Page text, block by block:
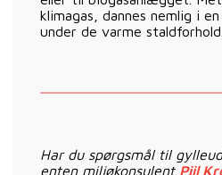
klimagas, dannes nemlig i
under de varme staldforhold.
Har du spørgsmål til
enten miljøkonsulent Piil